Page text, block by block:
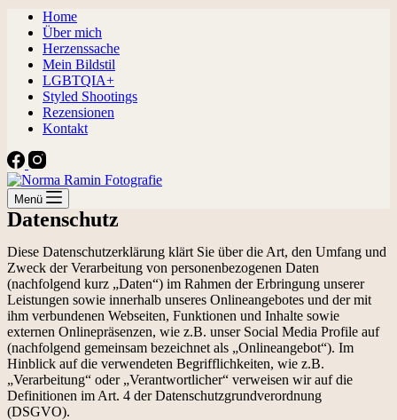
Home
Über mich
Herzenssache
Mein Bildstil
LGBTQIA+
Styled Shootings
Rezensionen
Kontakt
Menü
Datenschutz
Diese Datenschutzerklärung klärt Sie über die Art, den Umfang und
Zweck der Verarbeitung von personenbezogenen Daten
(nachfolgend kurz „Daten“) im Rahmen der Erbringung unserer
Leistungen sowie innerhalb unseres Onlineangebotes und der mit
ihm verbundenen Webseiten, Funktionen und Inhalte sowie
externen Onlinepräsenzen, wie z.B. unser Social Media Profile auf
(nachfolgend gemeinsam bezeichnet als „Onlineangebot“). Im
Hinblick auf die verwendeten Begrifflichkeiten, wie z.B.
„Verarbeitung“ oder „Verantwortlicher“ verweisen wir auf die
Definitionen im Art. 4 der Datenschutzgrundverordnung
(DSGVO).